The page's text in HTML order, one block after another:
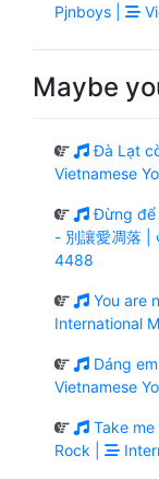
Pjnboys |
Maybe
Đà Lạt
Vietnamese
Đừng để
- 別讓愛凋落 |
4488
You are
International
Dáng
Vietnamese
Take me
Rock |